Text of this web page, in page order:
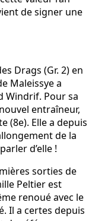
de signer une
Drags (Gr. 2) en
Maleissye a
Windrif. Pour sa
entraîneur,
(8e). Elle a depuis
de la
d’elle !
sorties de
Peltier est
renoué avec le
Il a certes depuis